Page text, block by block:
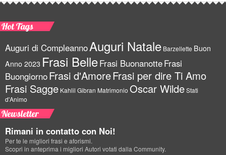
Hot Tags
Auguri di CompleannoAuguri Natale Barzellette Buon
Anno 2023 Frasi BelleFrasi BuonanotteFrasi
BuongiornoFrasi d'AmoreFrasi per dire Ti Amo
Frasi Sagge Kahlil Gibran Matrimonio Oscar WildeStati
d'Animo
Newsletter
Rimani in contatto con Noi!
Per te le migliori frasi e aforismi.
Scopri in anteprima i migliori Autori votati dalla Community.